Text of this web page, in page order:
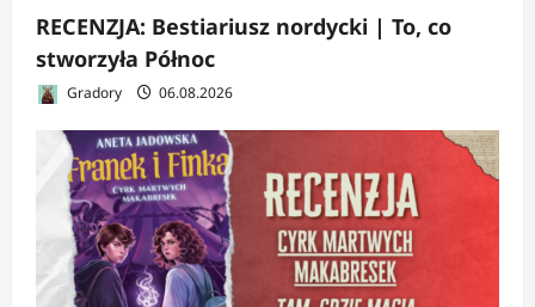
RECENZJA: Bestiariusz nordycki | To, co
stworzyła Północ
Gradory 06.08.2026